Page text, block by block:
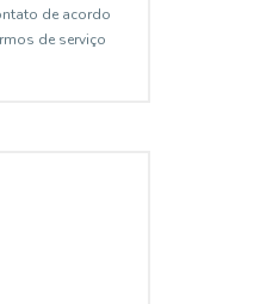
de acordo
de serviço